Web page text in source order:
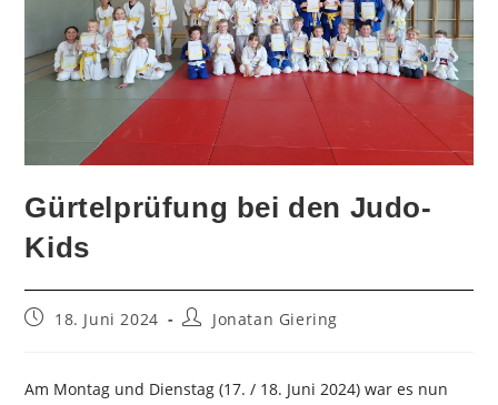
Gürtelprüfung bei den Judo-
Kids
Beitrag18. Juni 2024
Beitrags-
Jonatan Giering
Am Montag und Dienstag (17. / 18. Juni 2024) war es nun